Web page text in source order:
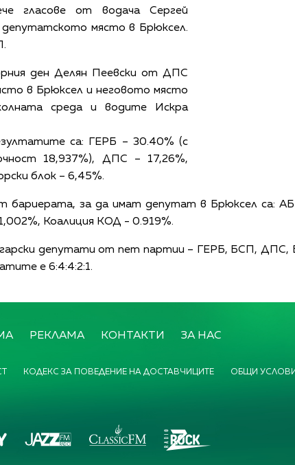
гласове от водача Сергей
място в Брюксел.
ден Делян Пеевски от ДПС
в Брюксел и неговото място
среда и водите Искра
са: ГЕРБ – 30.40% (с
18,937%), ДПС – 17,26%,
блок – 6,45%.
бариерата, за да имат депутат в Брюксел са:
Коалиция КОД - 0.919%.
депутати от пет партии – ГЕРБ, БСП, ДПС,
е 6:4:4:2:1.
РЕКЛАМА КОНТАКТИ ЗА НАС
КОДЕКС ЗА ПОВЕДЕНИЕ НА ДОСТАВЧИЦИТЕ ОБЩИ